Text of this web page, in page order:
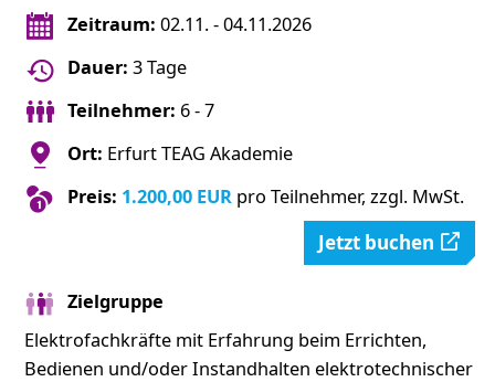
Zeitraum: 02.11. - 04.11.2026
Dauer: 3 Tage
Teilnehmer: 6 - 7
Ort: Erfurt TEAG Akademie
Preis: 1.200,00 EURpro Teilnehmer, zzgl. MwSt.
Jetzt buchen
Zielgruppe
Elektrofachkräfte mit Erfahrung beim Errichten,
Bedienen und/oder Instandhalten elektrotechnischer